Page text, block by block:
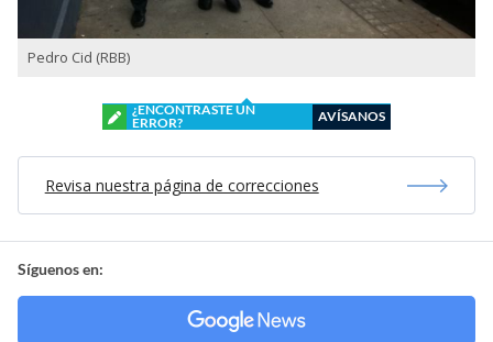
Pedro Cid (RBB)
¿ENCONTRASTE UN
ERROR?
AVÍSANOS
Revisa nuestra página de correcciones
Síguenos en: